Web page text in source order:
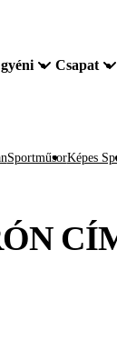
Csapat
SportműsorKépes